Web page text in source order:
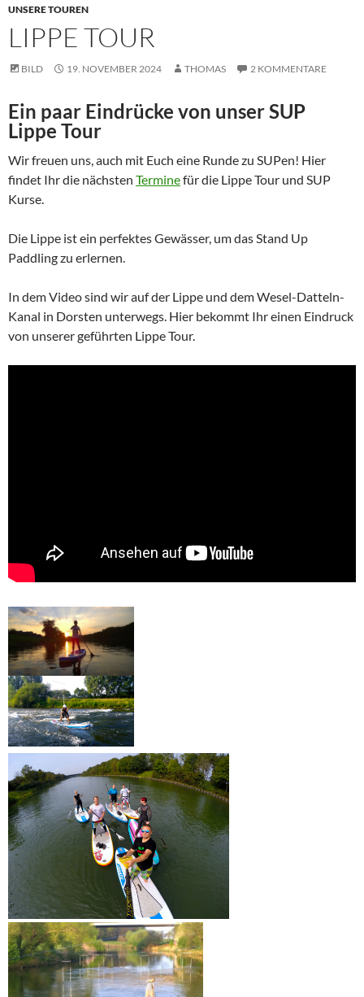
UNSERE TOUREN
LIPPE TOUR
BILD 19. NOVEMBER 2024 THOMAS 2 KOMMENTARE
Ein paar Eindrücke von unser SUP
Lippe Tour
Wir freuen uns, auch mit Euch eine Runde zu SUPen! Hier
findet Ihr die nächsten Terminefür die Lippe Tour und SUP
Kurse.
Die Lippe ist ein perfektes Gewässer, um das Stand Up
Paddling zu erlernen.
In dem Video sind wir auf der Lippe und dem Wesel-Datteln-
Kanal in Dorsten unterwegs. Hier bekommt Ihr einen Eindruck
von unserer geführten Lippe Tour.